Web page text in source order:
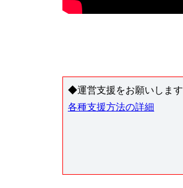
◆運営支援をお願いします
各種支援方法の詳細